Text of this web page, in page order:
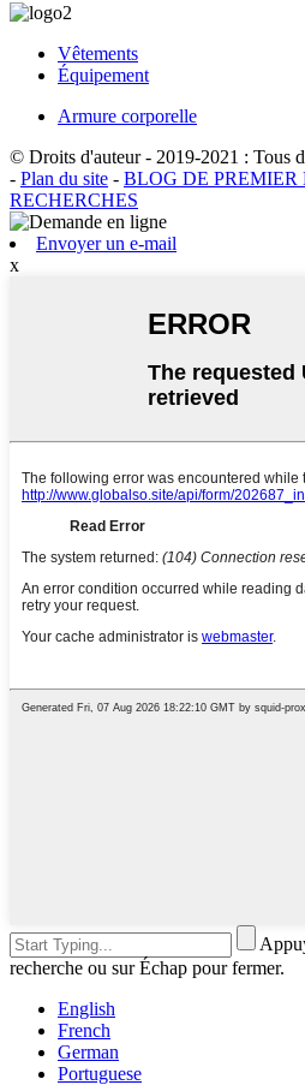
Vêtements
Équipement
Armure corporelle
© Droits d'auteur - 2019-2021 : Tous
- Plan du site - BLOG DE PREMIER
RECHERCHES
Envoyer un e-mail
x
recherche ou sur Échap pour fermer.
English
French
German
Portuguese